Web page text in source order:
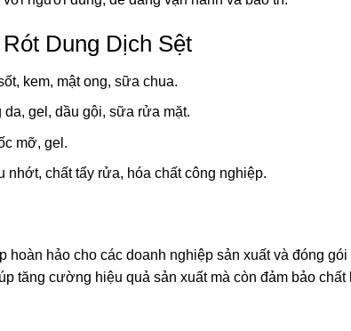
Dung Dịch Sệt
kem, mật ong, sữa chua.
gel, dầu gội, sữa rửa mặt.
mỡ, gel.
nhớt, chất tẩy rửa, hóa chất công nghiệp.
hoàn hảo cho các doanh nghiệp sản xuất và đóng
tăng cường hiệu quả sản xuất mà còn đảm bảo